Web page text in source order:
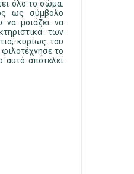
όλο το σώμα.
ως σύμβολο
να μοιάζει να
των
κυρίως του
φιλοτέχνησε το
αποτελεί